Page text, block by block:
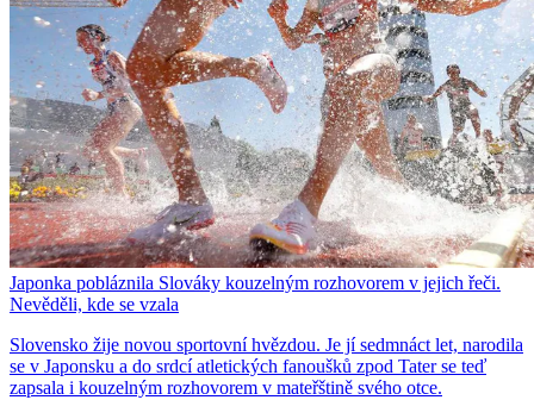
Japonka pobláznila Slováky kouzelným rozhovorem v jejich řeči.
Nevěděli, kde se vzala
Slovensko žije novou sportovní hvězdou. Je jí sedmnáct let, narodila
se v Japonsku a do srdcí atletických fanoušků zpod Tater se teď
zapsala i kouzelným rozhovorem v mateřštině svého otce.